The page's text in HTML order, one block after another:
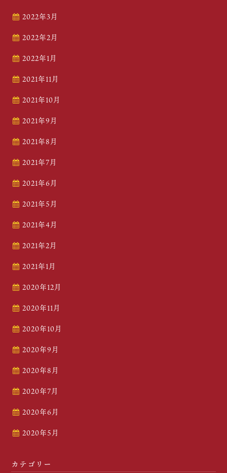
2022年3月
2022年2月
2022年1月
2021年11月
2021年10月
2021年9月
2021年8月
2021年7月
2021年6月
2021年5月
2021年4月
2021年2月
2021年1月
2020年12月
2020年11月
2020年10月
2020年9月
2020年8月
2020年7月
2020年6月
2020年5月
カテゴリー